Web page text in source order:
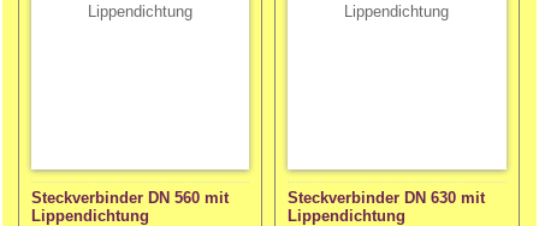
Steckverbinder DN 560 mit
Lippendichtung
Steckverbinder DN 630 mit
Lippendichtung